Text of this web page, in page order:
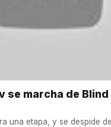
se marcha de Blind
una etapa, y se despide